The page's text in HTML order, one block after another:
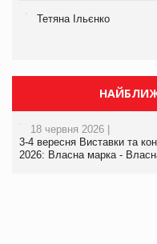
Тетяна Ільєнко
18 червня 2026 |
3-4 вересня Виставки та
2026: Власна марка -